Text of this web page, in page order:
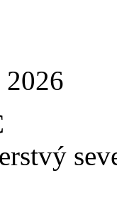
2026